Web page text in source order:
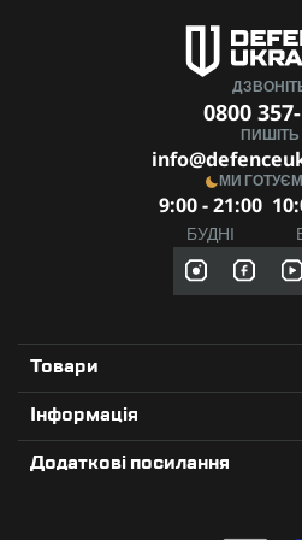
0800
ПИШІТЬ
МИ
9:00 - 21:00
БУДНІ
Товари
Інформація
Додаткові посилання